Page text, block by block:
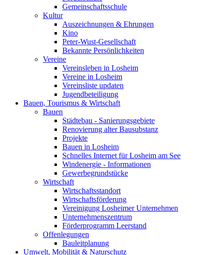
Gemeinschaftsschule
Kultur
Auszeichnungen & Ehrungen
Kino
Peter-Wust-Gesellschaft
Bekannte Persönlichkeiten
Vereine
Vereinsleben in Losheim
Vereine in Losheim
Vereinsliste updaten
Jugendbeteiligung
Bauen, Tourismus & Wirtschaft
Bauen
Städtebau - Sanierungsgebiete
Renovierung alter Bausubstanz
Projekte
Bauen in Losheim
Schnelles Internet für Losheim am See
Windenergie - Informationen
Gewerbegrundstücke
Wirtschaft
Wirtschaftsstandort
Wirtschaftsförderung
Vereinigung Losheimer Unternehmen
Unternehmenszentrum
Förderprogramm Leerstand
Offenlegungen
Bauleitplanung
Umwelt, Mobilität & Naturschutz